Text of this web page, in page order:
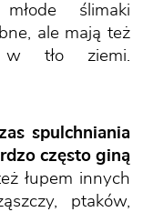
ślimaki
ale mają też
w tło ziemi.
spulchniania
często giną
łupem innych
ptaków,